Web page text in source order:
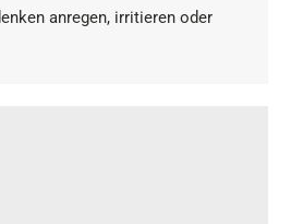
anregen, irritieren oder